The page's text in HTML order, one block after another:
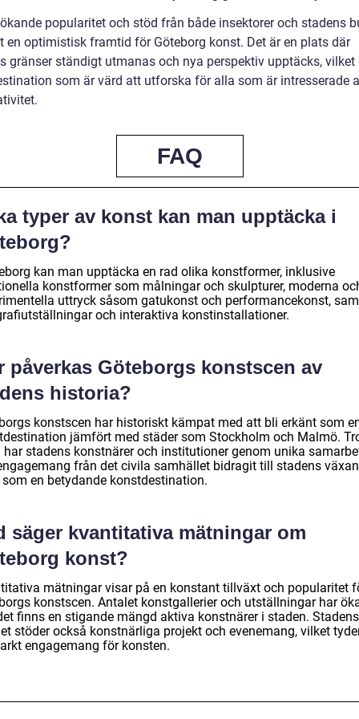
popularitet och stöd från både insektorer och stadens
en optimistisk framtid för Göteborg konst. Det är en plats där
gränser ständigt utmanas och nya perspektiv upptäcks, vilket
som är värd att utforska för alla som är intresserade
FAQ
typer av konst kan man upptäcka i
kan man upptäcka en rad olika konstformer, inklusive
konstformer som målningar och skulpturer, moderna
uttryck såsom gatukonst och performancekonst,
och interaktiva konstinstallationer.
påverkas Göteborgs konstscen av
historia?
konstscen har historiskt kämpat med att bli erkänt som
jämfört med städer som Stockholm och Malmö.
har stadens konstnärer och institutioner genom unika
från det civila samhället bidragit till stadens
som en betydande konstdestination.
säger kvantitativa mätningar om
konst?
mätningar visar på en konstant tillväxt och popularitet
konstscen. Antalet konstgallerier och utställningar har
finns en stigande mängd aktiva konstnärer i staden. Stadens
stöder också konstnärliga projekt och evenemang, vilket
engagemang för konsten.